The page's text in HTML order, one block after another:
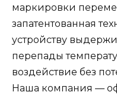
маркировки
запатентованная
устройству
перепады
воздействие без
Наша компания —